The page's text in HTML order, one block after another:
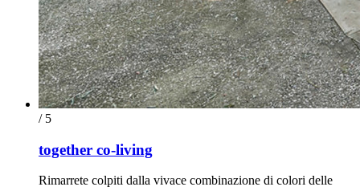
/ 5
together co-living
Rimarrete colpiti dalla vivace combinazione di colori delle